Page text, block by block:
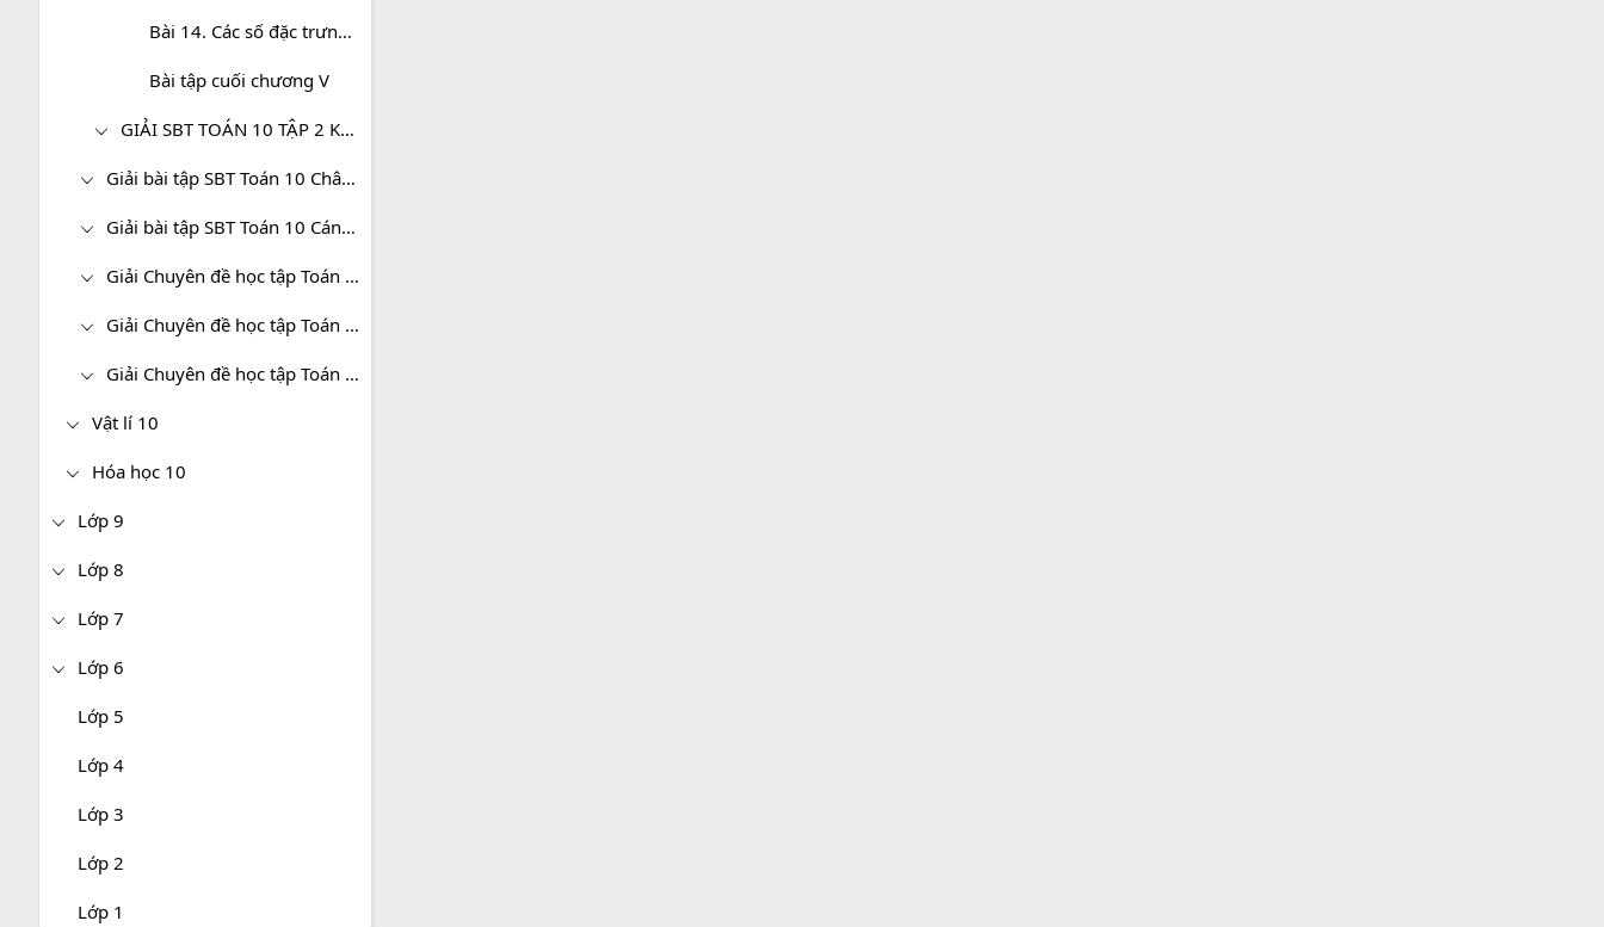
Bài 14. Các số đặc trưng đo độ phân tán
Bài tập cuối chương V
GIẢI SBT TOÁN 10 TẬP 2 KẾT NỐI TRI THỨC VỚI CUỘC SỐNG
Giải bài tập SBT Toán 10 Chân trời sáng tạo
Giải bài tập SBT Toán 10 Cánh diều
Giải Chuyên đề học tập Toán 10 Kết nối tri thức
Giải Chuyên đề học tập Toán 10 Chân trời sáng tạo
Giải Chuyên đề học tập Toán 10 Cánh diều
Vật lí 10
Hóa học 10
Lớp 9
Lớp 8
Lớp 7
Lớp 6
Lớp 5
Lớp 4
Lớp 3
Lớp 2
Lớp 1